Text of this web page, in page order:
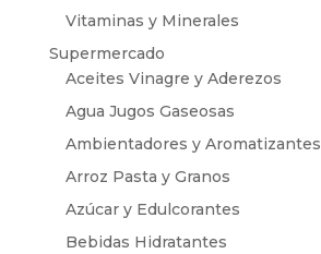
Vitaminas y Minerales
Supermercado
Aceites Vinagre y Aderezos
Agua Jugos Gaseosas
Ambientadores y Aromatizantes
Arroz Pasta y Granos
Azúcar y Edulcorantes
Bebidas Hidratantes